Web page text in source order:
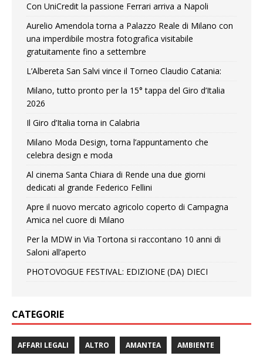
Con UniCredit la passione Ferrari arriva a Napoli
Aurelio Amendola torna a Palazzo Reale di Milano con
una imperdibile mostra fotografica visitabile
gratuitamente fino a settembre
L’Albereta San Salvi vince il Torneo Claudio Catania:
Milano, tutto pronto per la 15° tappa del Giro d’Italia
2026
Il Giro d’Italia torna in Calabria
Milano Moda Design, torna l’appuntamento che
celebra design e moda
Al cinema Santa Chiara di Rende una due giorni
dedicati al grande Federico Fellini
Apre il nuovo mercato agricolo coperto di Campagna
Amica nel cuore di Milano
Per la MDW in Via Tortona si raccontano 10 anni di
Saloni all’aperto
PHOTOVOGUE FESTIVAL: EDIZIONE (DA) DIECI
CATEGORIE
AFFARI LEGALI ALTRO AMANTEA AMBIENTE